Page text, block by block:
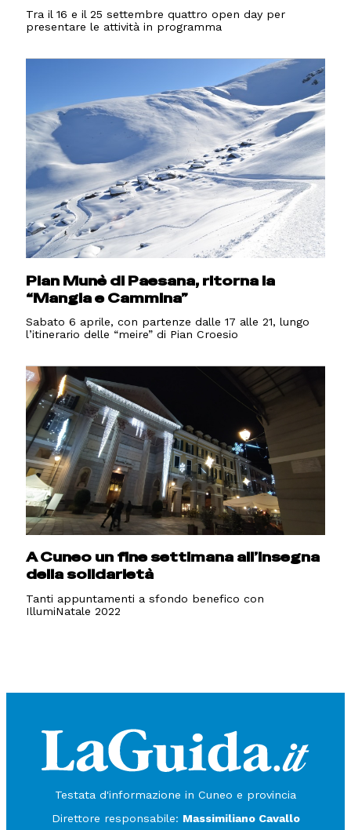
Tra il 16 e il 25 settembre quattro open day per
presentare le attività in programma
Pian Munè di Paesana, ritorna la
“Mangia e Cammina”
Sabato 6 aprile, con partenze dalle 17 alle 21, lungo
l’itinerario delle “meire” di Pian Croesio
A Cuneo un fine settimana all’insegna
della solidarietà
Tanti appuntamenti a sfondo benefico con
IllumiNatale 2022
Testata d'informazione in Cuneo e provincia
Direttore responsabile: Massimiliano Cavallo